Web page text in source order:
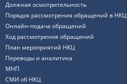
Должная осмотрительность
Порядок рассмотрения обращений в НКЦ
Онлайн-подача обращений
Ход рассмотрения обращений
План мероприятий НКЦ
Переводы и аналитика
МНП
СМИ об НКЦ